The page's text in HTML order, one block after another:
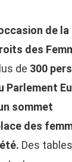
de
des
de 300
Parlement
sommet
des
Des